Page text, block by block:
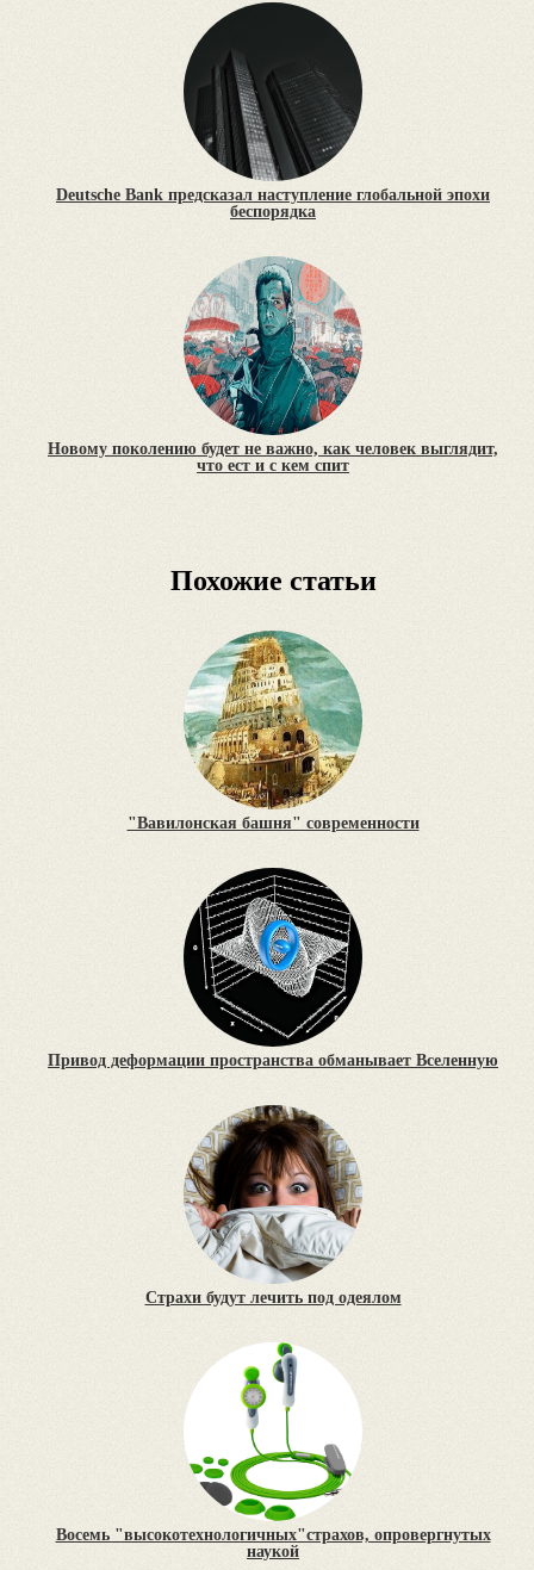
Deutsche Bank предсказал наступление глобальной эпохи
беспорядка
Новому поколению будет не важно, как человек выглядит,
что ест и с кем спит
Похожие статьи
"Вавилонская башня" современности
Привод деформации пространства обманывает Вселенную
Страхи будут лечить под одеялом
Восемь "высокотехнологичных"страхов, опровергнутых
наукой